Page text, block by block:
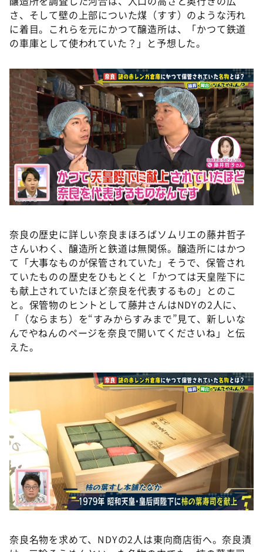
さ、そして壁の上部についた煤（すす）のような汚れ
に着目。これらを元にかつて醸造所は、「かつて鉄道
の車庫として使われていた？」と予想した。
奈良の歴史に詳しい奈良まほろばソムリエの藤井哲子
さんいわく、醸造所と鉄道は無関係。醸造所にはかつ
て「大事なものが保管されていた」そうで、保管され
ていたものの歴史をひもとくと「かつては天皇陛下に
も献上されていたほど奈良を代表するもの」とのこ
と。保管物のヒントとして藤井さんはNDYの2人に、
「（ならまち）を“すみからすみまで”見て、新しいな
んでやねんのページを奈良で開いてくださいね」と伝
えた。
奈良名物を求めて、NDYの2人は東向商店街へ。奈良漬